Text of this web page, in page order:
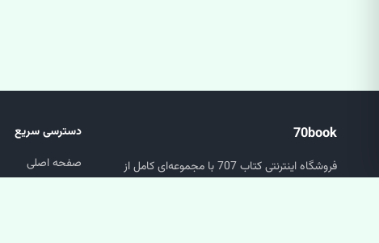
70book
فروشگاه اینترنتی کتاب 707 با مجموعه‌ای کامل از
دسترسی سریع
صفحه اصلی